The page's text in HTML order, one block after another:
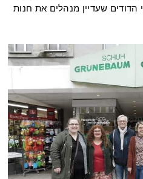
שעדיין מנהלים את חנות